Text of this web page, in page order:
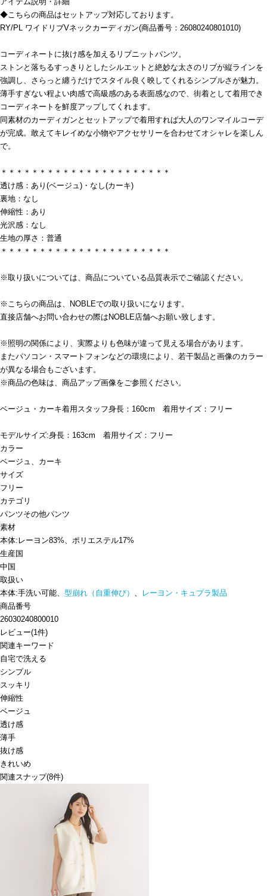
◆こちらの商品はセットアップ対応しております。
RY/PL ワイドリブVネックカーディガン(商品番号：26080240801010)
コーディネートに抜け感を加えるリブニットパンツ。
ストンと落ちるすっきりとしたシルエットと絶妙な太さのリブが縦ラインを
強調し、さらっと纏うだけでスタイル良く映してくれるシンプルさが魅力。
薄手すぎない程よい肉感で高級感のある表面感なので、街着として着用でき
コーディネートを鮮度アップしてくれます。
同素材のカーディガンとセットアップで着用すれば大人のワンマイルコーデ
が完成。敢えてキレイめな小物やアクセサリーを合わせてオシャレを楽しん
で。
＊＊＊＊＊＊＊＊＊＊＊＊＊＊＊＊＊＊＊＊＊＊
透け感：あり(ベージュ)・なし(カーキ)
裏地：なし
伸縮性：あり
光沢感：なし
生地の厚さ：普通
＊＊＊＊＊＊＊＊＊＊＊＊＊＊＊＊＊＊＊＊＊＊
※取り扱いについては、商品についている品質表示でご確認ください。
※こちらの商品は、NOBLEでの取り扱いになります。
直接店舗へお問い合わせの際はNOBLE店舗へお願い致します。
※照明の関係により、実際よりも色味が違って見える場合があります。
またパソコン・スマートフォンなどの環境により、若干製品と画像のカラー
が異なる場合もございます。
※商品の色味は、商品アップ画像をご参照ください。
ベージュ・カーキ着用スタッフ身長：160cm 着用サイズ：フリー
モデルサイズ:身長：163cm 着用サイズ：フリー
カラー
ベージュ、カーキ
サイズ
フリー
カテゴリ
パンツその他パンツ
素材
本体:レーヨン83%、ポリエステル17%
生産国
中国
取扱い
本体:手洗い可能、 型崩れ（自重伸び） 、
レーヨン・キュプラ製品
商品番号
26030240800010
レビュー(1件)
関連キーワード
自宅で洗える
シンプル
スッキリ
伸縮性
ベージュ
透け感
薄手
抜け感
きれいめ
関連スナップ(8件)